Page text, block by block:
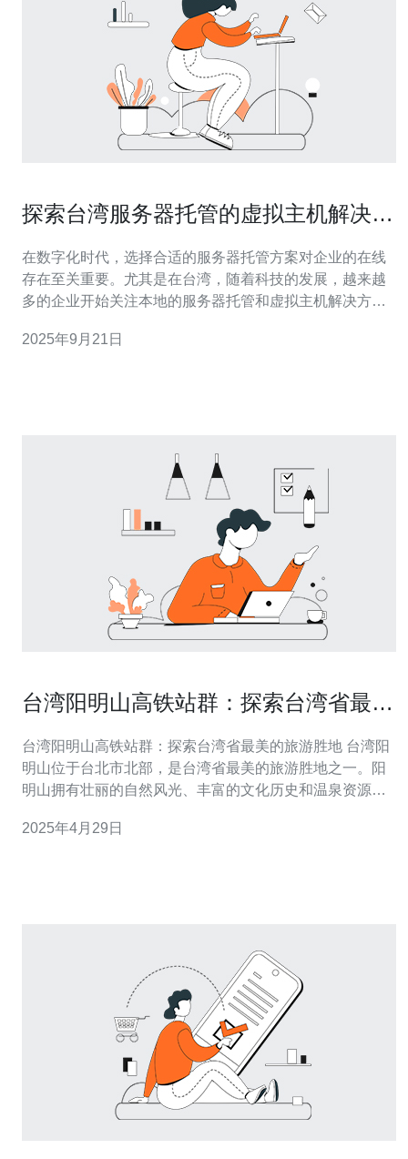
探索台湾服务器托管的虚拟主机解决方
在数字化时代，选择合适的服务器托管方案对企业的在线
存在至关重要。尤其是在台湾，随着科技的发展，越来越
多的企业开始关注本地的服务器托管和虚拟主机解决方
何选择最适合自己的服务。 台湾的虚拟主机解决方案有哪
2025年9月21日
台湾阳明山高铁站群：探索台湾省最美
台湾阳明山高铁站群：探索台湾省最美的旅游胜地 台湾阳
明山位于台北市北部，是台湾省最美的旅游胜地之一。阳
明山拥有壮丽的自然风光、丰富的文化历史和温泉资源，
的主要交通枢纽，为游客提供便捷的交通接驳服务。本文
2025年4月29日